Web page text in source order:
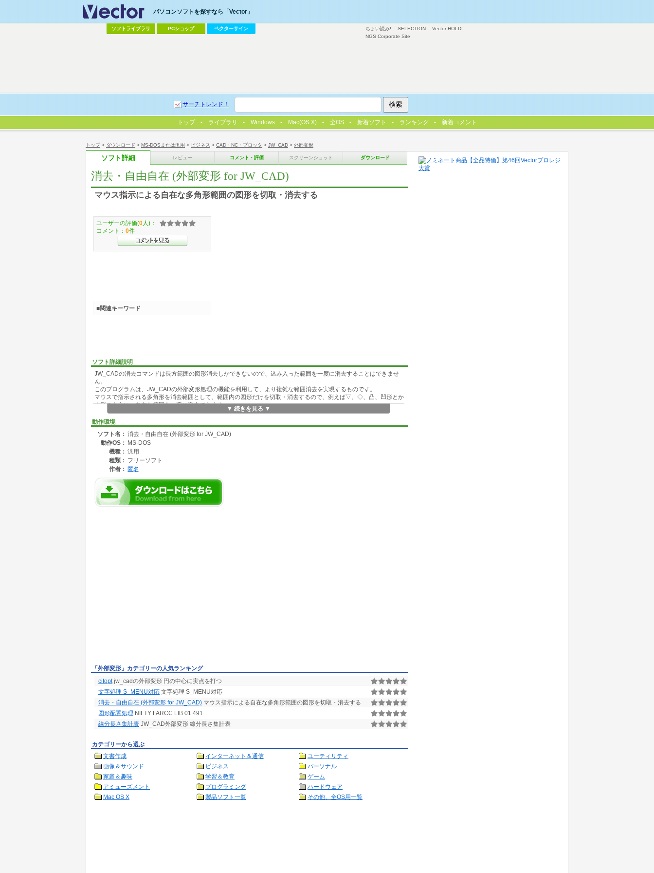
トップ> ダウンロード > MS-DOSまたは汎用 > ビジネス > CAD・NC・プロッタ > JW_CAD > 外部変形
ソフト詳細 レビュー コメント・評価 スクリーンショット ダウンロード
消去・自由自在 (外部変形 for JW_CAD)
マウス指示による自在な多角形範囲の図形を切取・消去する
ソフト詳細説明
JW_CADの消去コマンドは長方範囲の図形消去しかできないので、込み入った範囲を一度に消去することはできませ
ん。
このプログラムは、JW_CADの外部変形処理の機能を利用して、より複雑な範囲消去を実現するものです。
マウスで指示される多角形を消去範囲として、範囲内の図形だけを切取・消去するので、例えば▽、◇、凸、凹形とか
☆形のように、自在な範囲を一遍に消去できます。
(消しゴム+字消し板)代わりに、お使いください。
▼ 続きを見る ▼
動作環境
ソフト名： 消去・自由自在 (外部変形 for JW_CAD)
動作OS： MS-DOS
機種： 汎用
種類： フリーソフト
作者： 匿名
ユーザーの評価(0 人)：
コメント： 0件
■関連キーワード
「外部変形」カテゴリーの人気ランキング
citoptjw_cadの外部変形 円の中心に実点を打つ
文字処理 S_MENU対応 文字処理 S_MENU対応
消去・自由自在 (外部変形 for JW_CAD) マウス指示による自在な多角形範囲の図形を切取・消去する
図形配置処理 NIFTY FARCC LIB 01 491
線分長さ集計表 JW_CAD外部変形 線分長さ集計表
カテゴリーから選ぶ
文書作成
インターネット＆通信
ユーティリティ
画像＆サウンド
ビジネス
パーソナル
家庭＆趣味
学習＆教育
ゲーム
アミューズメント
プログラミング
ハードウェア
Mac OS X
製品ソフト一覧 その他、全OS用一覧
ちょい読み! SELECTION
Vector HOLDI
NGS Corporate Site
パソコンソフトを探すなら「Vector」
ソフトライブラリ PCショップ ベクターサイン
サーチトレンド！
トップ ライブラリ Windows Mac(OS X) 全OS 新着ソフト ランキング 新着コメント